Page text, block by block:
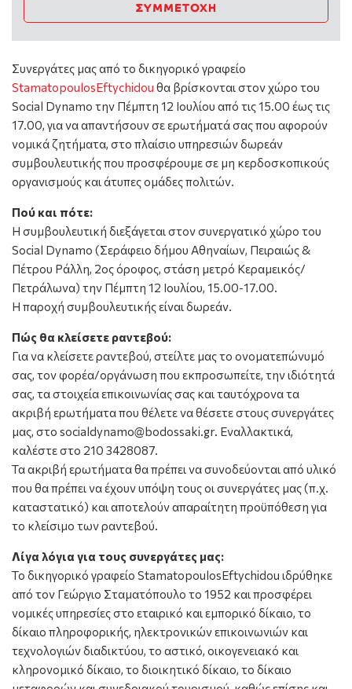
ΣΥΜΜΕΤΟΧΉ
Συνεργάτες μας από το δικηγορικό γραφείο
StamatopoulosEftychidou θα βρίσκονται στον χώρο του
Social Dynamo την Πέμπτη 12 Ιουλίου από τις 15.00 έως τις
17.00, για να απαντήσουν σε ερωτήματά σας που αφορούν
νομικά ζητήματα, στο πλαίσιο υπηρεσιών δωρεάν
συμβουλευτικής που προσφέρουμε σε μη κερδοσκοπικούς
οργανισμούς και άτυπες ομάδες πολιτών.
Πού και πότε:
Η συμβουλευτική διεξάγεται στον συνεργατικό χώρο του
Social Dynamo (Σεράφειο δήμου Αθηναίων, Πειραιώς &
Πέτρου Ράλλη, 2ος όροφος, στάση μετρό Κεραμεικός/
Πετράλωνα) την Πέμπτη 12 Ιουλίου, 15.00-17.00.
Η παροχή συμβουλευτικής είναι δωρεάν.
Πώς θα κλείσετε ραντεβού:
Για να κλείσετε ραντεβού, στείλτε μας το ονοματεπώνυμό
σας, τον φορέα/οργάνωση που εκπροσωπείτε, την ιδιότητά
σας, τα στοιχεία επικοινωνίας σας και ταυτόχρονα τα
ακριβή ερωτήματα που θέλετε να θέσετε στους συνεργάτες
μας, στο socialdynamo@bodossaki.gr. Εναλλακτικά,
καλέστε στο 210 3428087.
Τα ακριβή ερωτήματα θα πρέπει να συνοδεύονται από υλικό
που θα πρέπει να έχουν υπόψη τους οι συνεργάτες μας (π.χ.
καταστατικό) και αποτελούν απαραίτητη προϋπόθεση για
το κλείσιμο των ραντεβού.
Λίγα λόγια για τους συνεργάτες μας:
Το δικηγορικό γραφείο StamatopoulosEftychidou ιδρύθηκε
από τον Γεώργιο Σταματόπουλο το 1952 και προσφέρει
νομικές υπηρεσίες στο εταιρικό και εμπορικό δίκαιο, το
δίκαιο πληροφορικής, ηλεκτρονικών επικοινωνιών και
τεχνολογιών διαδικτύου, το αστικό, οικογενειακό και
κληρονομικό δίκαιο, το διοικητικό δίκαιο, το δίκαιο